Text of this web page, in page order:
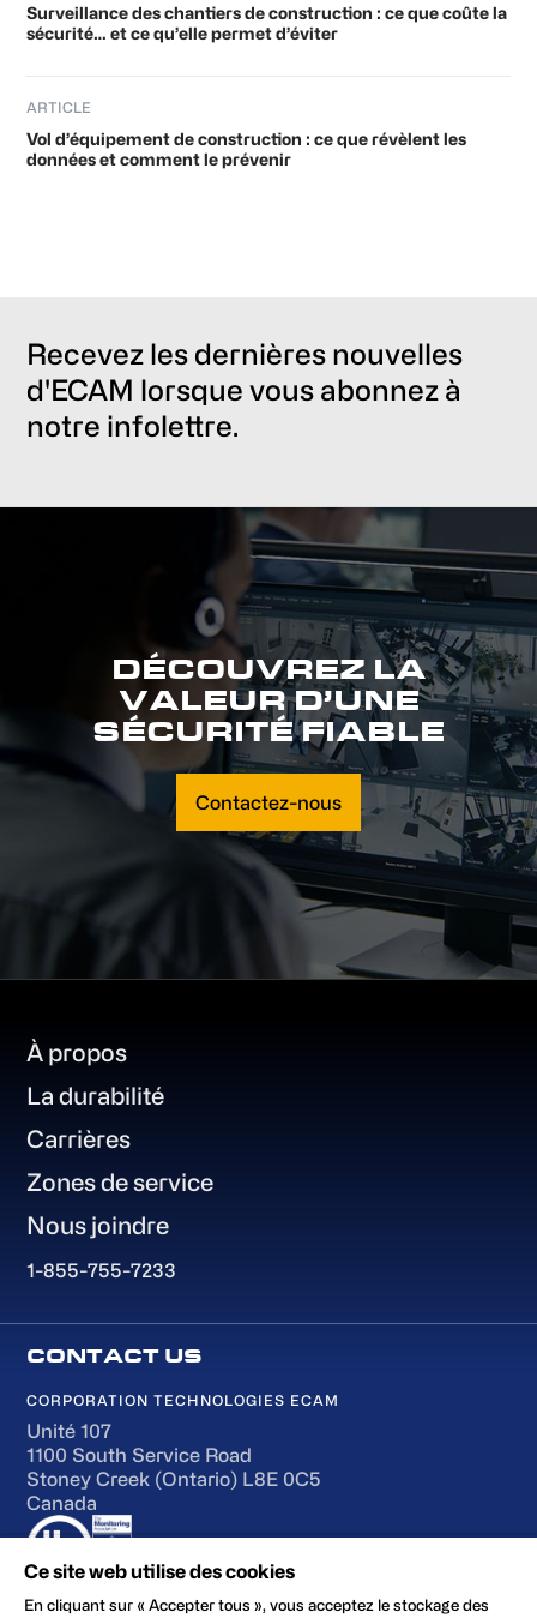
Surveillance des chantiers de construction : ce que coûte la
sécurité… et ce qu’elle permet d’éviter
ARTICLE
Vol d’équipement de construction : ce que révèlent les
données et comment le prévenir
Recevez les dernières nouvelles
d'ECAM lorsque vous abonnez à
notre infolettre.
DÉCOUVREZ LA
VALEUR D’UNE
SÉCURITÉ FIABLE
Contactez-nous
Footer
À propos
La durabilité
Carrières
Zones de service
Nous joindre
1-855-755-7233
CORPORATION TECHNOLOGIES ECAM
Unité 107
1100 South Service Road
Stoney Creek (Ontario) L8E 0C5
Canada
Ce site web utilise des cookies
En cliquant sur « Accepter tous », vous acceptez le stockage des